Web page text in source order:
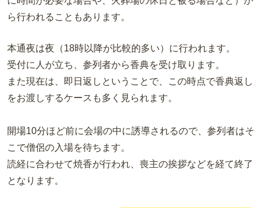
ら行われることもあります。
本通夜は夜（18時以降が比較的多い）に行われます。
受付に人が立ち、参列者から香典を受け取ります。
また現在は、即日返しということで、この時点で香典返し
をお渡しするケースも多く見られます。
開場10分ほど前に会場の中に誘導されるので、参列者はそ
こで僧侶の入場を待ちます。
読経に合わせて焼香が行われ、喪主の挨拶などを経て終了
となります。